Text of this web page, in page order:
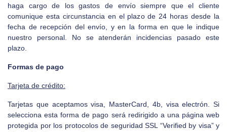
haga cargo de los gastos de envío siempre que el cliente
comunique esta circunstancia en el plazo de 24 horas desde la
fecha de recepción del envío, y en la forma en que le indique
nuestro personal. No se atenderán incidencias pasado este
plazo.
Formas de pago
Tarjeta de crédito:
Tarjetas que aceptamos visa, MasterCard, 4b, visa electrón. Si
selecciona esta forma de pago será redirigido a una página web
protegida por los protocolos de seguridad SSL “Verified by visa” y